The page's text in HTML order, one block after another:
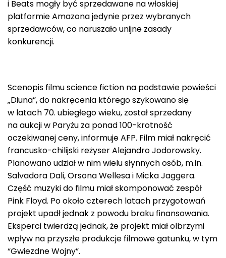
i Beats mogły być sprzedawane na włoskiej
platformie Amazona jedynie przez wybranych
sprzedawców, co naruszało unijne zasady
konkurencji.
Scenopis filmu science fiction na podstawie powieści
„Diuna”, do nakręcenia którego szykowano się
w latach 70. ubiegłego wieku, został sprzedany
na aukcji w Paryżu za ponad 100-krotność
oczekiwanej ceny, informuje AFP. Film miał nakręcić
francusko-chilijski reżyser Alejandro Jodorowsky.
Planowano udział w nim wielu słynnych osób, m.in.
Salvadora Dali, Orsona Wellesa i Micka Jaggera.
Część muzyki do filmu miał skomponować zespół
Pink Floyd. Po około czterech latach przygotowań
projekt upadł jednak z powodu braku finansowania.
Eksperci twierdzą jednak, że projekt miał olbrzymi
wpływ na przyszłe produkcje filmowe gatunku, w tym
“Gwiezdne Wojny”.